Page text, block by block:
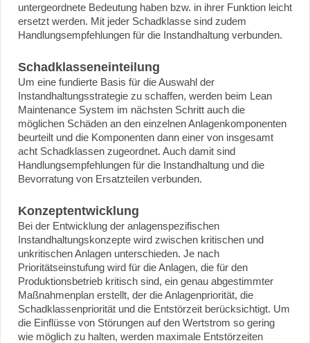
untergeordnete Bedeutung haben bzw. in ihrer Funktion leicht
ersetzt werden. Mit jeder Schadklasse sind zudem
Handlungsempfehlungen für die Instandhaltung verbunden.
Schadklasseneinteilung
Um eine fundierte Basis für die Auswahl der
Instandhaltungsstrategie zu schaffen, werden beim Lean
Maintenance System im nächsten Schritt auch die
möglichen Schäden an den einzelnen Anlagenkomponenten
beurteilt und die Komponenten dann einer von insgesamt
acht Schadklassen zugeordnet. Auch damit sind
Handlungsempfehlungen für die Instandhaltung und die
Bevorratung von Ersatzteilen verbunden.
Konzeptentwicklung
Bei der Entwicklung der anlagenspezifischen
Instandhaltungskonzepte wird zwischen kritischen und
unkritischen Anlagen unterschieden. Je nach
Prioritätseinstufung wird für die Anlagen, die für den
Produktionsbetrieb kritisch sind, ein genau abgestimmter
Maßnahmenplan erstellt, der die Anlagenpriorität, die
Schadklassenpriorität und die Entstörzeit berücksichtigt. Um
die Einflüsse von Störungen auf den Wertstrom so gering
wie möglich zu halten, werden maximale Entstörzeiten